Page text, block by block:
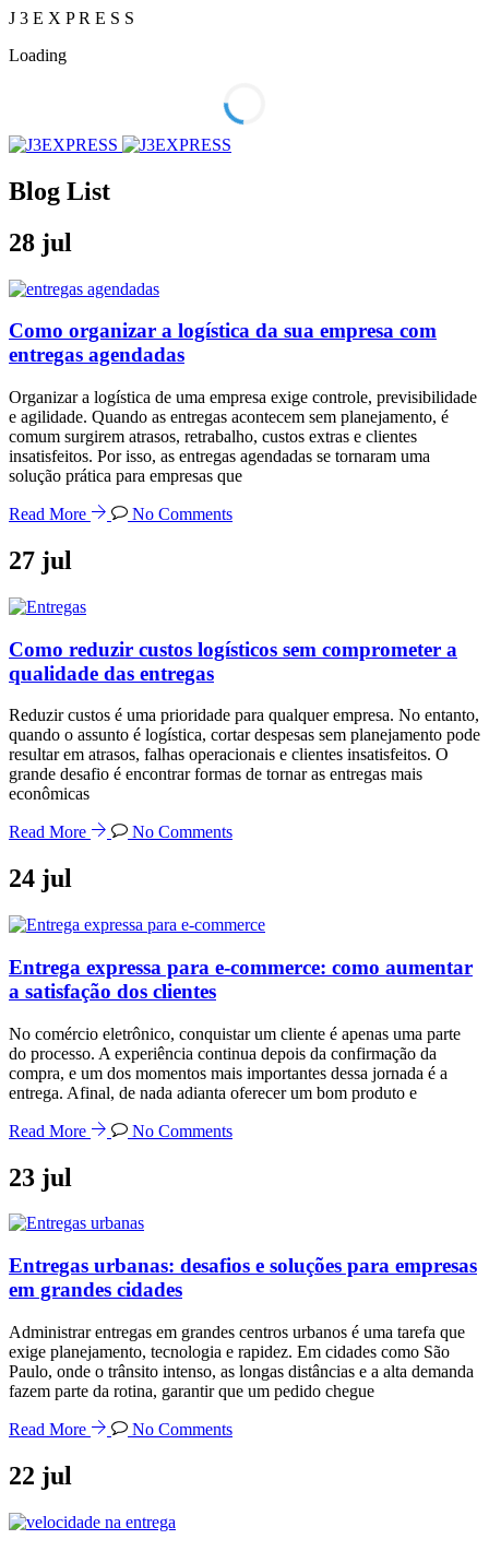
J 3 E X PR E S S
Loading
Blog List
28 jul
Como organizar a logística da sua empresa com
entregas agendadas
Organizar a logística de uma empresa exige controle, previsibilidade
e agilidade. Quando as entregas acontecem sem planejamento, é
comum surgirem atrasos, retrabalho, custos extras e clientes
insatisfeitos. Por isso, as entregas agendadas se tornaram uma
solução prática para empresas que
Read More No Comments
27 jul
Como reduzir custos logísticos sem comprometer a
qualidade das entregas
Reduzir custos é uma prioridade para qualquer empresa. No entanto,
quando o assunto é logística, cortar despesas sem planejamento pode
resultar em atrasos, falhas operacionais e clientes insatisfeitos. O
grande desafio é encontrar formas de tornar as entregas mais
econômicas
Read More No Comments
24 jul
Entrega expressa para e-commerce: como aumentar
a satisfação dos clientes
No comércio eletrônico, conquistar um cliente é apenas uma parte
do processo. A experiência continua depois da confirmação da
compra, e um dos momentos mais importantes dessa jornada é a
entrega. Afinal, de nada adianta oferecer um bom produto e
Read More No Comments
23 jul
Entregas urbanas: desafios e soluções para empresas
em grandes cidades
Administrar entregas em grandes centros urbanos é uma tarefa que
exige planejamento, tecnologia e rapidez. Em cidades como São
Paulo, onde o trânsito intenso, as longas distâncias e a alta demanda
fazem parte da rotina, garantir que um pedido chegue
Read More No Comments
22 jul